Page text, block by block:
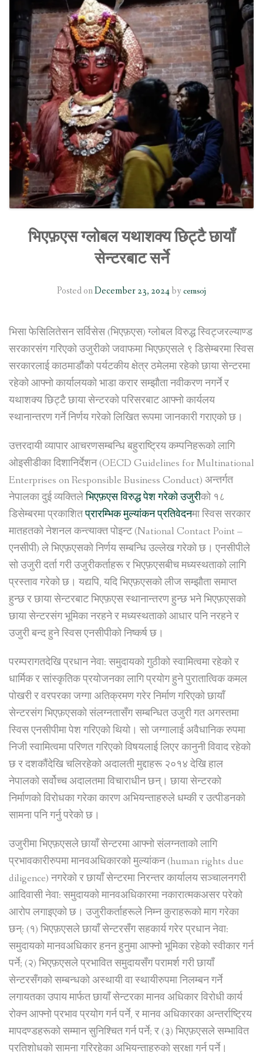
SOCIO-ECONOMIC EMPOWERMENT
SOLAR IRRIGATION PUMP DISTRIBUTION IN GULARIYA
AND MADHUWAN, BARDIYA (CBREP PHASE 4)
भिएफ़एस ग्लोबल यथाशक्य छिट्टै छायाँ
सेन्टरबाट सर्ने
Posted onDecember 23, 2024by cemsoj
भिसा फेसिलितेसन सर्विसेस (भिएफ़एस) ग्लोबल विरुद्ध स्विट्जरल्याण्ड
सरकारसंग गरिएको उजुरीको जवाफमा भिएफ़एसले ९ डिसेम्बरमा स्विस
सरकारलाई काठमाडौंको पर्यटकीय क्षेत्र ठमेलमा रहेको छाया सेन्टरमा
रहेको आफ्नो कार्यालयको भाडा करार सम्झौता नवीकरण नगर्ने र
यथाशक्य छिट्टै छाया सेन्टरको परिसरबाट आफ्नो कार्यलय
स्थानान्तरण गर्ने निर्णय गरेको लिखित रूपमा जानकारी गराएको छ।
उत्तरदायी व्यापार आचरणसम्बन्धि बहुराष्ट्रिय कम्पनिहरूको लागि
ओइसीडीका दिशानिर्देशन (OECD Guidelines for Multinational
Enterprises on Responsible Business Conduct) अन्तर्गत
नेपालका दुई व्यक्तिलेभिएफ़एस विरुद्ध पेश गरेको उजुरीको १८
डिसेम्बरमा प्रकाशितप्रारम्भिक मुल्यांकन प्रतिवेदनमा स्विस सरकार
मातहतको नेशनल कन्त्याक्त पोइन्ट (National Contact Point –
एनसीपी) ले भिएफ़एसको निर्णय सम्बन्धि उल्लेख गरेको छ। एनसीपीले
सो उजुरी दर्ता गरी उजुरीकर्ताहरू र भिएफ़एसबीच मध्यस्थताको लागि
प्रस्ताव गरेको छ। यद्यपि, यदि भिएफ़एसको लीज सम्झौता समाप्त
हुन्छ र छाया सेन्टरबाट भिएफ़एस स्थानान्तरण हुन्छ भने भिएफ़एसको
छाया सेन्टरसंग भूमिका नरहने र मध्यस्थताको आधार पनि नरहने र
उजुरी बन्द हुने स्विस एनसीपीको निष्कर्ष छ।
परम्परागतदेखि प्रधान नेवा: समुदायको गुठीको स्वामित्वमा रहेको र
धार्मिक र सांस्कृतिक प्रयोजनका लागि प्रयोग हुने पुरातात्विक कमल
पोखरी र वरपरका जग्गा अतिक्रमण गरेर निर्माण गरिएको छायाँ
सेन्टरसंग भिएफ़एसको संलग्नतासँग सम्बन्धित उजुरी गत अगस्तमा
स्विस एनसीपीमा पेश गरिएको थियो। सो जग्गालाई अवैधानिक रुपमा
निजी स्वामित्वमा परिणत गरिएको विषयलाई लिएर कानुनी विवाद रहेको
छ र दशकौंदेखि चलिरहेको अदालती मुद्दाहरू २०१४ देखि हाल
नेपालको सर्वोच्च अदालतमा विचाराधीन छन्। छाया सेन्टरको
निर्माणको विरोधका गरेका कारण अभियन्ताहरुले धम्की र उत्पीडनको
सामना पनि गर्नु परेको छ।
उजुरीमा भिएफ़एसले छायाँ सेन्टरमा आफ्नो संलग्नताको लागि
प्रभावकारीरुपमा मानवअधिकारको मुल्यांकन (human rights due
diligence) नगरेको र छायाँ सेन्टरमा निरन्तर कार्यालय सञ्चालनगरी
आदिवासी नेवा: समुदायको मानवअधिकारमा नकारात्मकअसर परेको
आरोप लगाइएको छ। उजुरीकर्ताहरूले निम्न कुराहरूको माग गरेका
छन्: (१) भिएफ़एसले छायाँ सेन्टरसँग सहकार्य गरेर प्रधान नेवा:
समुदायको मानवअधिकार हनन हुनुमा आफ्नो भूमिका रहेको स्वीकार गर्न
पर्ने; (२) भिएफ़एसले प्रभावित समुदायसँग परामर्श गरी छायाँ
सेन्टरसँगको सम्बन्धको अस्थायी वा स्थायीरुपमा निलम्बन गर्ने
लगायतका उपाय मार्फत छायाँ सेन्टरका मानव अधिकार विरोधी कार्य
रोक्न आफ्नो प्रभाव प्रयोग गर्न पर्ने, र मानव अधिकारका अन्तर्राष्ट्रिय
मापदण्डहरूको सम्मान सुनिश्चित गर्न पर्ने; र (३) भिएफ़एसले सम्भावित
प्रतिशोधको सामना गरिरहेका अभियन्ताहरुको सुरक्षा गर्न पर्ने।